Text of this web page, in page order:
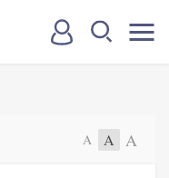
A A A